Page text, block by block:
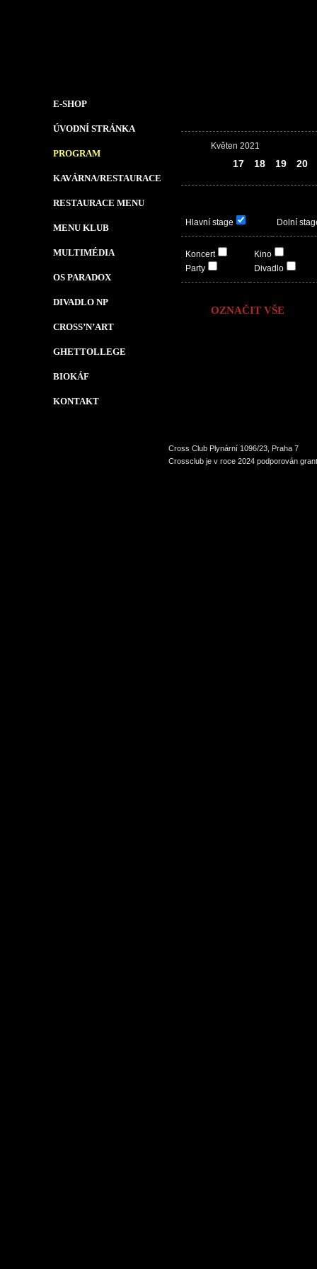
E-SHOP
ÚVODNÍ STRÁNKA
PROGRAM
KAVÁRNA/RESTAURACE
RESTAURACE MENU
MENU KLUB
MULTIMÉDIA
OS PARADOX
DIVADLO NP
CROSS’N’ART
GHETTOLLEGE
BIOKÁF
KONTAKT
Květen 2021
17 18 19 20
Hlavní stage Dolní
Koncert
Party
Kino
Divadlo
OZNAČIT VŠE
Cross Club Plynární 1096/23, Praha 7
Crossclub je v roce 2024 podporován